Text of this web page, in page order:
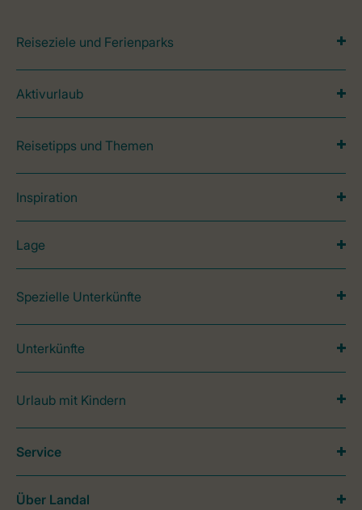
Reiseziele und Ferienparks
Aktivurlaub
Reisetipps und Themen
Inspiration
Lage
Spezielle Unterkünfte
Unterkünfte
Urlaub mit Kindern
Service
Über Landal